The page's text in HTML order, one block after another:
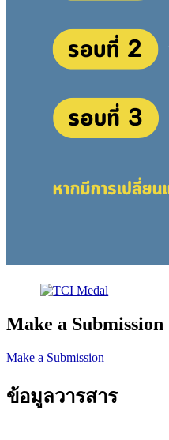
Make a Submission
Make a Submission
ข้อมูลวารสาร